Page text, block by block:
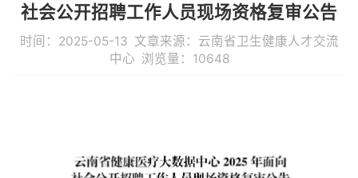
社会公开招聘工作人员现场资格复审公告
时间：2025-05-13 文章来源：云南省卫生健康人才交流
中心 浏览量：10648